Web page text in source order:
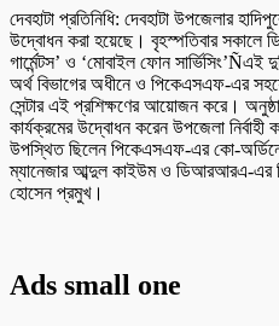
দেবহাটা প্রতিনিধি: দেবহাটা উপজেলার
উদ্বোধন করা হয়েছে। বৃহস্পতিবার সকালে
গার্মেন্টস’ ও ‘মোবাইল ফোন সার্ভিসিং’Ñএই
অর্থ বিভাগের অধীনে ও পিকেএসএফ-এর
সেন্টার এই প্রশিক্ষণের আয়োজন করে।
কার্যক্রমের উদ্বোধন করেন উপজেলা
উপস্থিত ছিলেন পিকেএসএফ-এর কো-
ম্যানেজার আব্দুল কাইউম ও ডিআরআরএ-এর
হোসেন প্রমুখ।
Ads small one